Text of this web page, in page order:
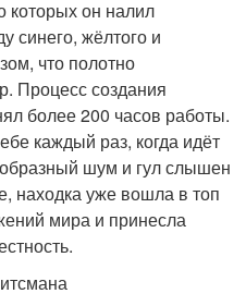
которых он налил
синего, жёлтого и
что полотно
Процесс создания
более 200 часов работы.
каждый раз, когда идёт
шум и гул слышен
находка уже вошла в топ
мира и принесла